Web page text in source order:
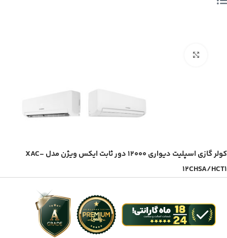
کولر گازی اسپلیت دیواری 12000 دور ثابت ایکس ویژن مدل XAC-
12CHSA/HCT1